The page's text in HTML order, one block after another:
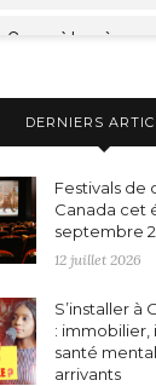
DERNIERS
Festivals de
Canada cet
septembre
12 juillet 2026
S’installer à
:
santé
arrivants